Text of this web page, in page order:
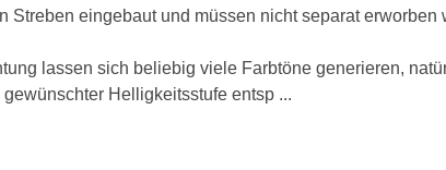
Streben eingebaut und müssen nicht separat erworben
lassen sich beliebig viele Farbtöne generieren,
Helligkeitsstufe entsp ...